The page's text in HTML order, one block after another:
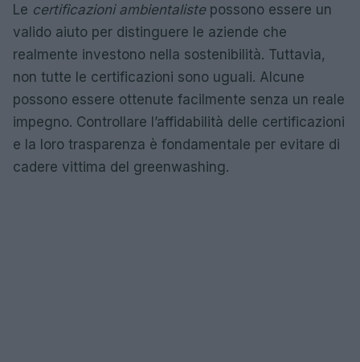
Le certificazioni ambientalistepossono essere un
valido aiuto per distinguere le aziende che
realmente investono nella sostenibilità. Tuttavia,
non tutte le certificazioni sono uguali. Alcune
possono essere ottenute facilmente senza un reale
impegno. Controllare l’affidabilità delle certificazioni
e la loro trasparenza è fondamentale per evitare di
cadere vittima del greenwashing.